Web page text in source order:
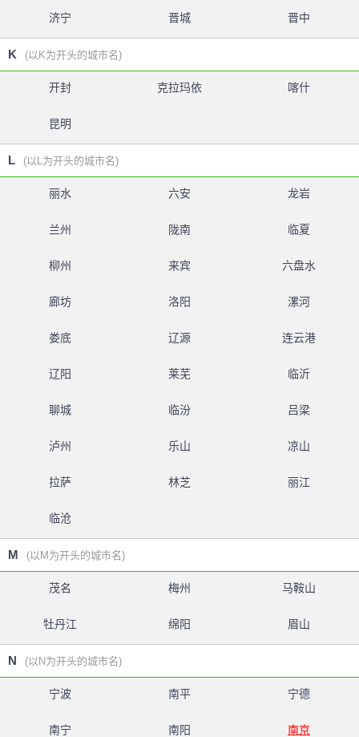
济宁 晋城 晋中
K (以K为开头的城市名)
开封 克拉玛依 喀什
昆明
L (以L为开头的城市名)
丽水 六安 龙岩
兰州 陇南 临夏
柳州 来宾 六盘水
廊坊 洛阳 漯河
娄底 辽源 连云港
辽阳 莱芜 临沂
聊城 临汾 吕梁
泸州 乐山 凉山
拉萨 林芝 丽江
临沧
M (以M为开头的城市名)
茂名 梅州 马鞍山
牡丹江 绵阳 眉山
N (以N为开头的城市名)
宁波 南平 宁德
南宁 南阳 南京